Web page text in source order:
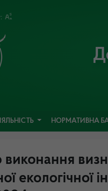
НОРМАТИВНА
екологічної